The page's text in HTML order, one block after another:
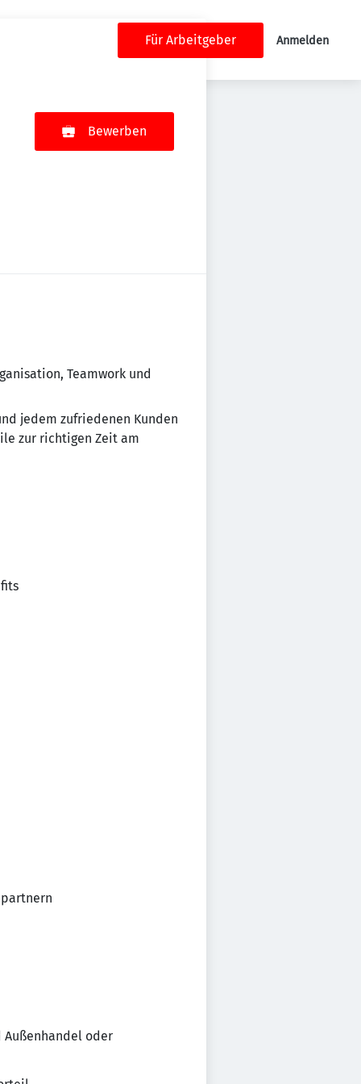
Für Arbeitgeber Anmelden
Bewerben
Teamwork und
jedem zufriedenen Kunden
zur richtigen Zeit am
Außenhandel oder